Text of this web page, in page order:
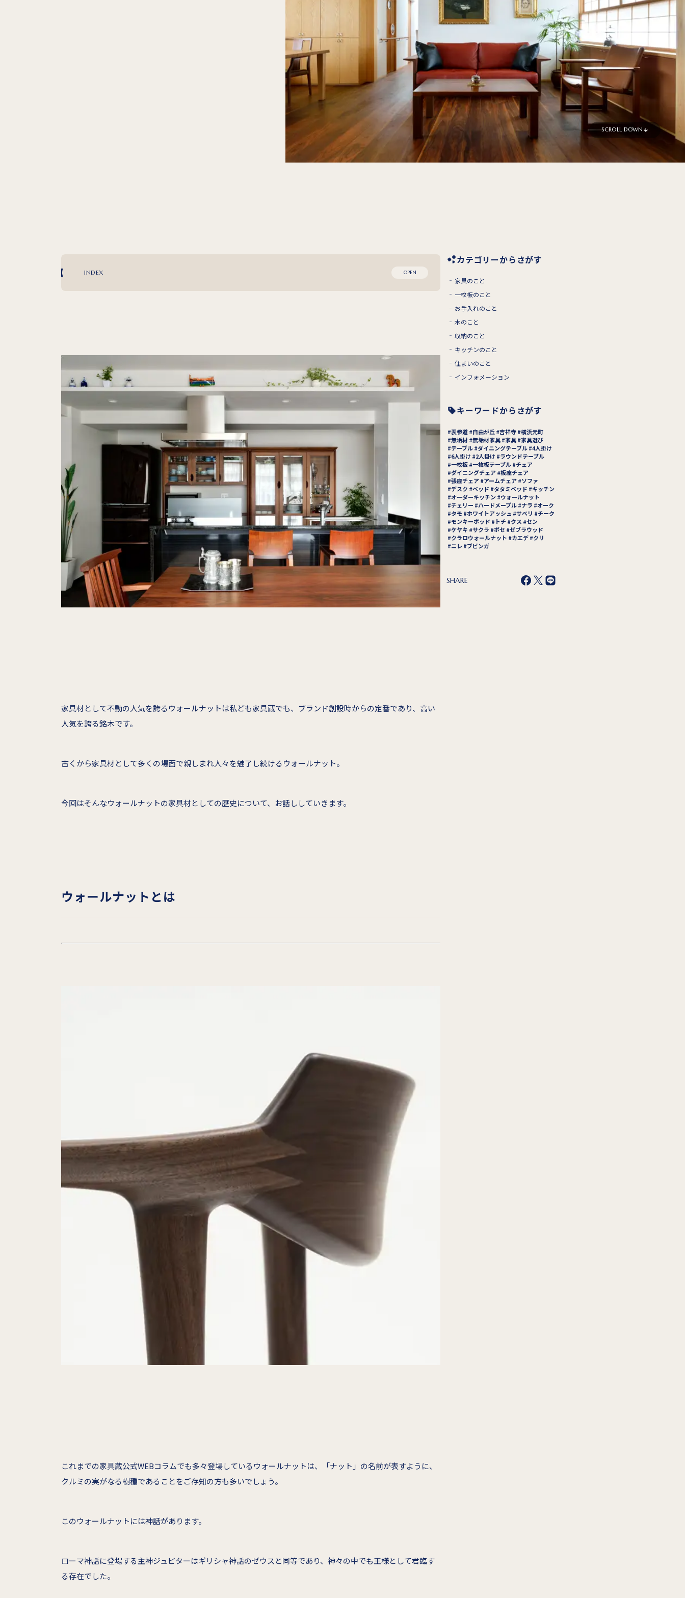
SCROLL DOWN
INDEX OPEN
家具材として不動の人気を誇るウォールナットは私ども家具蔵でも、ブランド創設時からの定番であり、高い
人気を誇る銘木です。
古くから家具材として多くの場面で親しまれ人々を魅了し続けるウォールナット。
今回はそんなウォールナットの家具材としての歴史について、お話ししていきます。
ウォールナットとは
これまでの家具蔵公式WEBコラムでも多々登場しているウォールナットは、「ナット」の名前が表すように、
クルミの実がなる樹種であることをご存知の方も多いでしょう。
このウォールナットには神話があります。
ローマ神話に登場する主神ジュピターはギリシャ神話のゼウスと同等であり、神々の中でも王様として君臨す
る存在でした。
カテゴリーからさがす
家具のこと
一枚板のこと
お手入れのこと
木のこと
収納のこと
キッチンのこと
住まいのこと
インフォメーション
キーワードからさがす
表参道 自由が丘 吉祥寺 横浜元町
無垢材 無垢材家具 家具
家具選び
テーブル ダイニングテーブル 4人掛け
6人掛け
2人掛け
ラウンドテーブル
一枚板 一枚板テーブル チェア
ダイニングチェア 板座チェア
張座チェア
アームチェア
ソファ
デスク
ベッド タタミベッド
キッチン
オーダーキッチン
ウォールナット
チェリー
ハードメープル ナラ
オーク
タモ
ホワイトアッシュ サペリ
チーク
モンキーポッド
トチ クス
セン
ケヤキ
サクラ ボセ
ゼブラウッド
クラロウォールナット
カエデ
クリ
ニレ
ブビンガ
SHARE